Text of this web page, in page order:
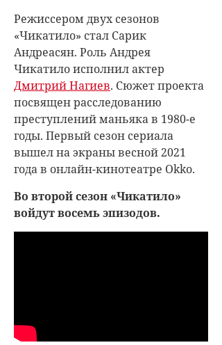
Режиссером двух сезонов
«Чикатило» стал Сарик
Андреасян. Роль Андрея
Чикатило исполнил актер
Дмитрий Нагиев. Сюжет проекта
посвящен расследованию
преступлений маньяка в 1980-е
годы. Первый сезон сериала
вышел на экраны весной 2021
года в онлайн-кинотеатре Okko.
Во второй сезон «Чикатило»
войдут восемь эпизодов.